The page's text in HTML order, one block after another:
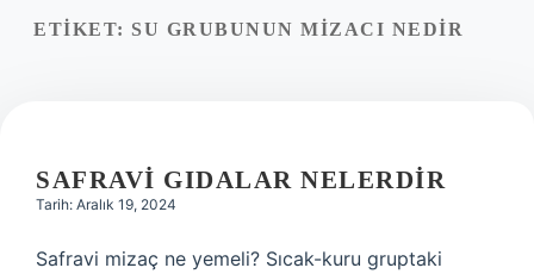
ETIKET: SU GRUBUNUN MIZACI NEDIR
SAFRAVI GIDALAR NELERDIR
Tarih: Aralık 19, 2024
Safravi mizaç ne yemeli? Sıcak-kuru gruptaki